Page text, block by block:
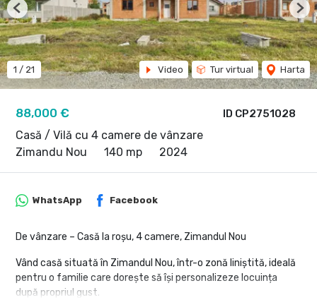
ID CP2751028
88,000 €
Casă / Vilă cu 4 camere de vânzare
Zimandu Nou
140 mp 2024
1 / 21 Video Tur virtual Harta
Previous
WhatsApp Facebook
De vânzare – Casă la roșu, 4 camere, Zimandul Nou
Vând casă situată în Zimandul Nou, într-o zonă liniștită, ideală
pentru o familie care dorește să își personalizeze locuința
după propriul gust.